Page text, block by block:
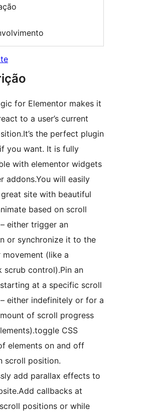
for Elementor makes it
to a user’s current
the perfect plugin
you want. It is fully
with elementor widgets
addons.You will easily
site with beautiful
based on scroll
either trigger an
or synchronize it to the
movement (like a
scrub control).Pin an
at a specific scroll
either indefinitely or for a
of scroll progress
CSS
elements on and off
scroll position.
add parallax effects to
callbacks at
positions or while